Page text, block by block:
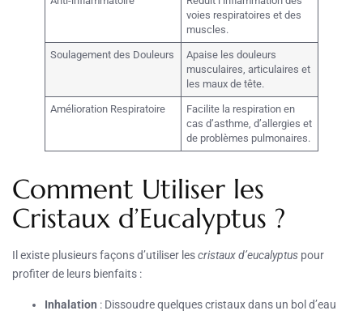
voies respiratoires et des
muscles.
Soulagement des Douleurs
Apaise les douleurs
musculaires, articulaires et
les maux de tête.
Amélioration Respiratoire
Facilite la respiration en
cas d’asthme, d’allergies et
de problèmes pulmonaires.
Comment Utiliser les
Cristaux d’Eucalyptus ?
Il existe plusieurs façons d’utiliser lescristaux d’eucalyptus pour
profiter de leurs bienfaits :
Inhalation : Dissoudre quelques cristaux dans un bol d’eau